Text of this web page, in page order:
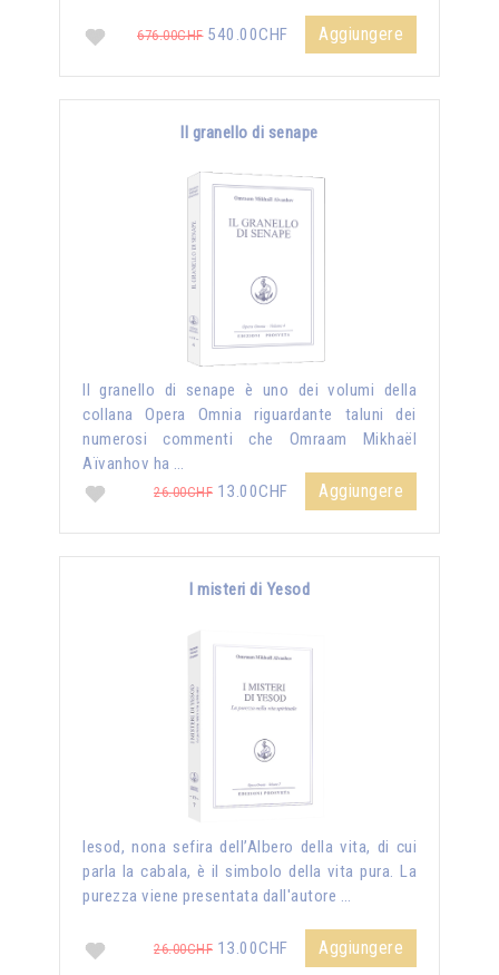
676.00CHF540.00CHF Aggiungere
Il granello di senape
Il granello di senape è uno dei volumi della
collana Opera Omnia riguardante taluni dei
numerosi commenti che Omraam Mikhaël
Aïvanhov ha …
26.00CHF 13.00CHF Aggiungere
I misteri di Yesod
Iesod, nona sefira dell’Albero della vita, di cui
parla la cabala, è il simbolo della vita pura. La
purezza viene presentata dall'autore …
26.00CHF 13.00CHF Aggiungere